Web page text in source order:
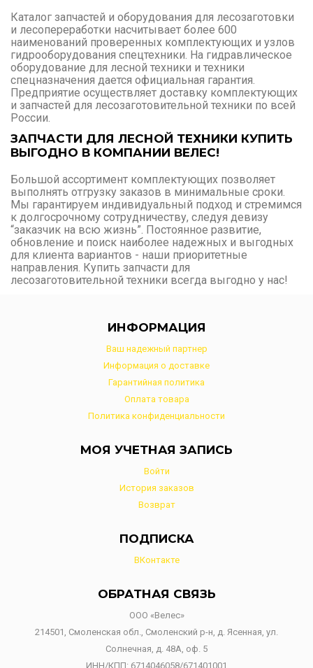
Каталог запчастей и оборудования для лесозаготовки
и лесопереработки насчитывает более 600
наименований проверенных комплектующих и узлов
гидрооборудования спецтехники. На гидравлическое
оборудование для лесной техники и техники
спецназначения дается официальная гарантия.
Предприятие осуществляет доставку комплектующих
и запчастей для лесозаготовительной техники по всей
России.
ЗАПЧАСТИ ДЛЯ ЛЕСНОЙ ТЕХНИКИ КУПИТЬ
ВЫГОДНО В КОМПАНИИ ВЕЛЕС!
Большой ассортимент комплектующих позволяет
выполнять отгрузку заказов в минимальные сроки.
Мы гарантируем индивидуальный подход и стремимся
к долгосрочному сотрудничеству, следуя девизу
“заказчик на всю жизнь”. Постоянное развитие,
обновление и поиск наиболее надежных и выгодных
для клиента вариантов - наши приоритетные
направления. Купить запчасти для
лесозаготовительной техники всегда выгодно у нас!
ИНФОРМАЦИЯ
Ваш надежный партнер
Информация о доставке
Гарантийная политика
Оплата товара
Политика конфиденциальности
МОЯ УЧЕТНАЯ ЗАПИСЬ
Войти
История заказов
Возврат
ПОДПИСКА
ВКонтакте
ОБРАТНАЯ СВЯЗЬ
ООО «Велес»
214501, Смоленская обл., Смоленский р-н, д. Ясенная, ул.
Солнечная, д. 48А, оф. 5
ИНН/КПП: 6714046058/671401001